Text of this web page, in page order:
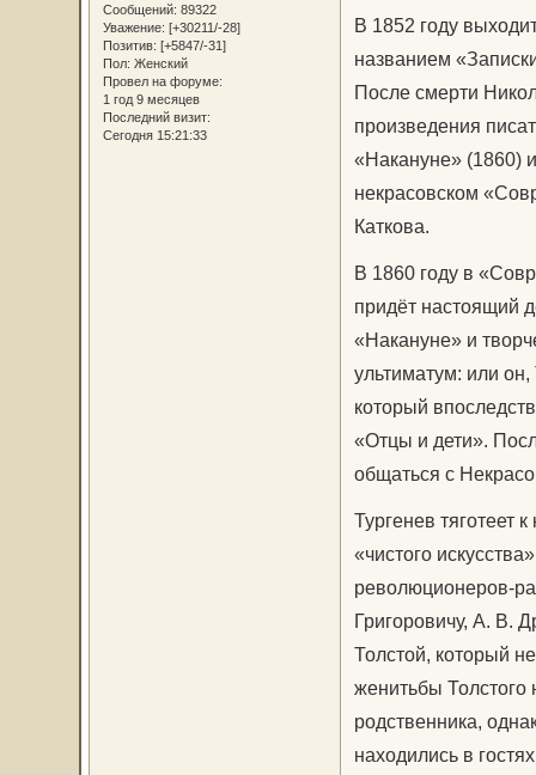
Сообщений: 89322
Уважение: [+30211/-28]
Позитив: [+5847/-31]
Пол: Женский
Провел на форуме:
1 год 9 месяцев
Последний визит:
Сегодня 15:21:33
В 1852 году
названием
После смерти
произведения
«Накануне» (1860)
некрасовском
Каткова.
В 1860 году в
придёт настоящий
«Накануне» и
ультиматум: или
который
«Отцы и дети».
общаться с
Тургенев тяготеет
«чистого
революционеров-
Григоровичу, А. В.
Толстой, который
женитьбы Толстого
родственника,
находились в